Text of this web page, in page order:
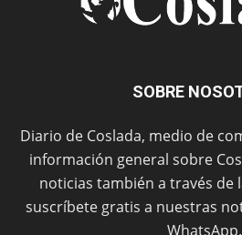
SOBRE
Diario de Coslada, medio de
información general sobre
noticias también a través de
suscríbete gratis a nuestras
WhatsApp.